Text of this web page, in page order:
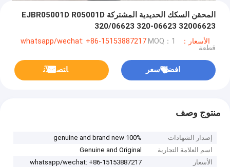
المحقن السكك الحديدية المشتركة EJBR05001D R05001D
320/06623 320-06623 32006623
الأسعار：whatsapp/wechat: +86-15153887217 MOQ：1
قطعة
افضل سعر ﺎﺘﺼﻟ ﺍﻶﻧ
منتوج وصف
إصدار الشهادات
100% genuine and brand new
اسم العلامة التجارية
Genuine and Original
الأسعار
whatsapp/wechat: +86-15153887217